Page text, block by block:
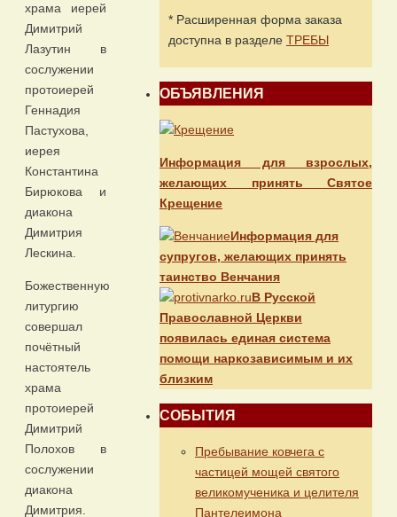
храма иерей
Димитрий
Лазутин в
сослужении
протоиерей
Геннадия
Пастухова,
иерея
Константина
Бирюкова и
диакона
Димитрия
Лескина.
Божественную
литургию
совершал
почётный
настоятель
храма
протоиерей
Димитрий
Полохов в
сослужении
диакона
Димитрия.
* Расширенная форма заказа
доступна в разделе ТРЕБЫ
ОБЪЯВЛЕНИЯ
Информация для взрослых,
желающих принять Святое
Крещение
Информация для
супругов, желающих принять
таинство Венчания
В Русской
Православной Церкви
появилась единая система
помощи наркозависимым и их
близким
СОБЫТИЯ
Пребывание ковчега с
частицей мощей святого
великомученика и целителя
Пантелеимона